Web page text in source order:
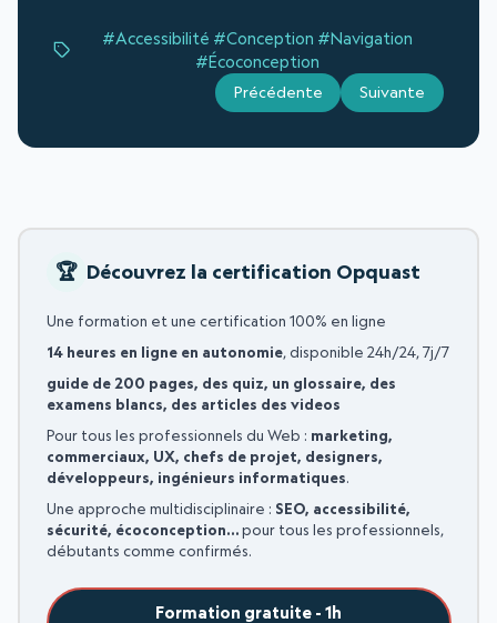
#Accessibilité #Conception #Navigation
#Écoconception
Précédente Suivante
Découvrez la certification Opquast
Une formation et une certification 100% en ligne
14 heures en ligne en autonomie, disponible 24h/24, 7j/7
guide de 200 pages, des quiz, un glossaire, des
examens blancs, des articles des videos
Pour tous les professionnels du Web : marketing,
commerciaux, UX, chefs de projet, designers,
développeurs, ingénieurs informatiques.
Une approche multidisciplinaire : SEO, accessibilité,
sécurité, écoconception…pour tous les professionnels,
débutants comme confirmés.
Formation gratuite - 1h